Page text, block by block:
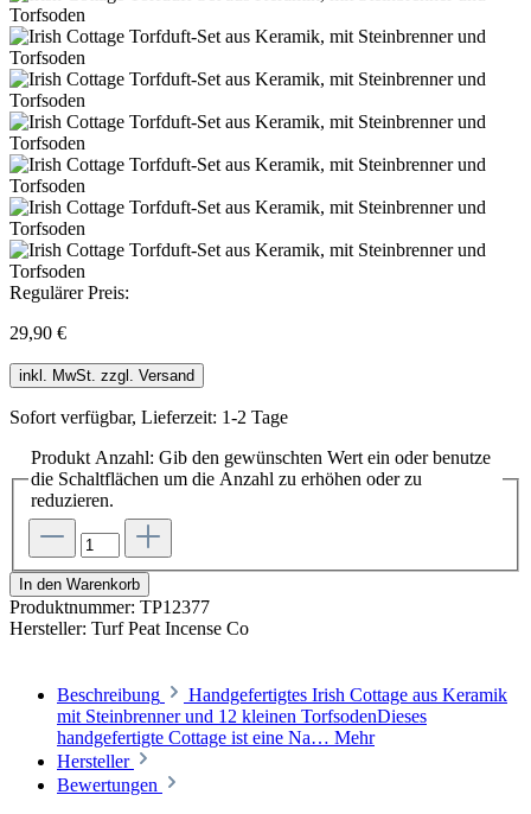
Regulärer Preis:
29,90 €
inkl. MwSt. zzgl. Versand
Sofort verfügbar, Lieferzeit: 1-2 Tage
Produkt Anzahl: Gib den gewünschten Wert ein oder benutze
die Schaltflächen um die Anzahl zu erhöhen oder zu
reduzieren.
In den Warenkorb
Produktnummer: TP12377
Hersteller: Turf Peat Incense Co
Beschreibung
Handgefertigtes Irish Cottage aus Keramik
mit Steinbrenner und 12 kleinen TorfsodenDieses
handgefertigte Cottage ist eine Na… Mehr
Hersteller
Bewertungen